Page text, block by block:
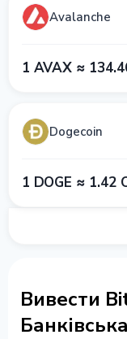
Avalanche
1 AVAX ≈
Dogecoin
1 DOGE ≈ 1.42
Вивести